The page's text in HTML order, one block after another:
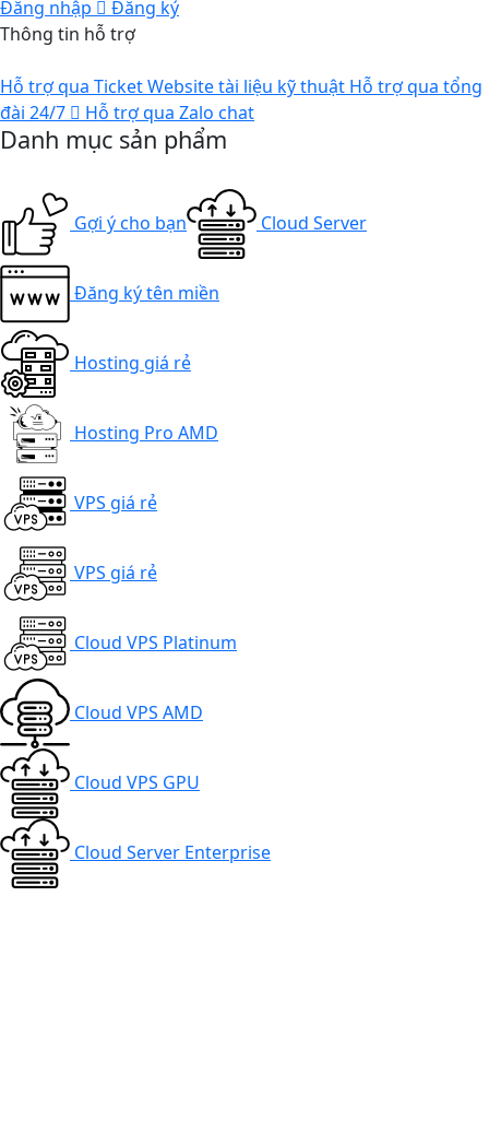
Đăng nhập
Đăng ký
Thông tin hỗ trợ
Hỗ trợ qua TicketWebsite tài liệu kỹ thuật Hỗ trợ qua tổng
đài 24/7
Hỗ trợ qua Zalo chat
Danh mục sản phẩm
Gợi ý cho bạn Cloud Server
Đăng ký tên miền
Hosting giá rẻ
Hosting Pro AMD
VPS giá rẻ
VPS giá rẻ
Cloud VPS Platinum
Cloud VPS AMD
Cloud VPS GPU
Cloud Server Enterprise